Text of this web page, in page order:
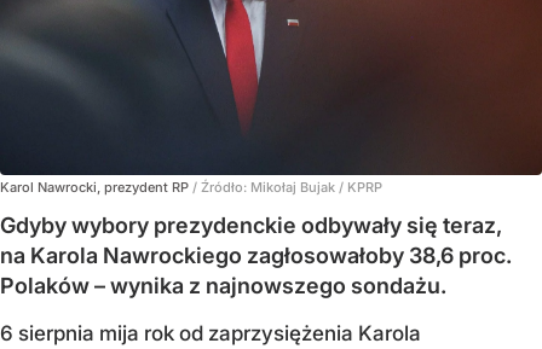
Karol Nawrocki, prezydent RP / Źródło: Mikołaj Bujak / KPRP
Gdyby wybory prezydenckie odbywały się teraz,
na Karola Nawrockiego zagłosowałoby 38,6 proc.
Polaków – wynika z najnowszego sondażu.
6 sierpnia mija rok od zaprzysiężenia Karola